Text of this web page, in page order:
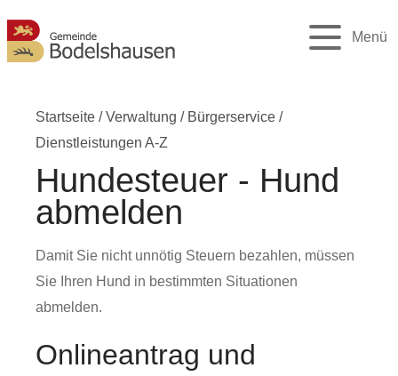
Menü
Startseite /Verwaltung / Bürgerservice /
Dienstleistungen A-Z
Hundesteuer - Hund
abmelden
Damit Sie nicht unnötig Steuern bezahlen, müssen
Sie Ihren Hund in bestimmten Situationen
abmelden.
Onlineantrag und